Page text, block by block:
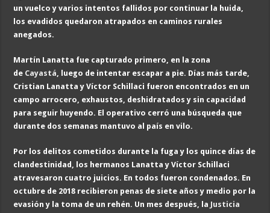
un vuelco y varios intentos fallidos por continuar la huida,
los evadidos quedaron atrapados en caminos rurales
anegados.
Martín Lanatta fue capturado primero, en la zona
de Cayastá , luego de intentar escapar a pie. Días más tarde,
Cristian Lanatta y Víctor Schillaci fueron encontrados en un
campo arrocero, exhaustos, deshidratados y sin capacidad
para seguir huyendo. El operativo cerró una búsqueda que
durante dos semanas mantuvo al país en vilo.
Por los delitos cometidos durante la fuga y los quince días de
clandestinidad, los hermanos Lanatta y Víctor Schillaci
atravesaron cuatro juicios. En todos fueron condenados. En
octubre de 2018 recibieron penas de siete años y medio por la
evasión y la toma de un rehén. Un mes después, la Justicia